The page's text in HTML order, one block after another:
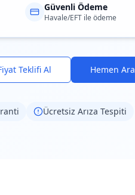
Güvenli Ödeme
Havale/EFT ile ödeme
Teklifi Al Hemen Ara
Ücretsiz Arıza Tespiti